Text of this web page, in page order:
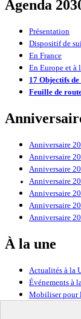
Agenda
Présentation
Dispositif de
En France
En Europe et à
17 Objectifs
Feuille de
Anniversaire
Anniversaire
Anniversaire
Anniversaire
Anniversaire
Anniversaire
Anniversaire
À la une
Actualités à la
Événements à
Mobiliser pour